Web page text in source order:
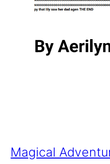
Magical